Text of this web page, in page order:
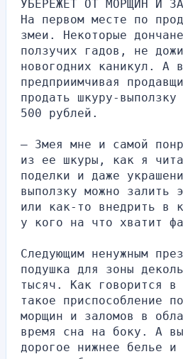
УБЕРЕЖЕТ ОТ МОРЩИН И
На первом месте по
змеи. Некоторые
ползучих гадов, не
новогодних каникул. А
предприимчивая
продать шкуру-
500 рублей.
– Змея мне и самой
из ее шкуры, как я
поделки и даже
выползку можно залить
или как-то внедрить в
у кого на что хватит
Следующим ненужным
подушка для зоны
тысяч. Как говорится в
такое приспособление
морщин и заломов в
время сна на боку. А
дорогое нижнее белье и